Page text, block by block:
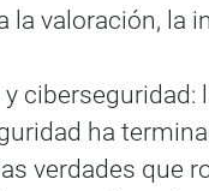
la valoración, la
y
ha
verdades que